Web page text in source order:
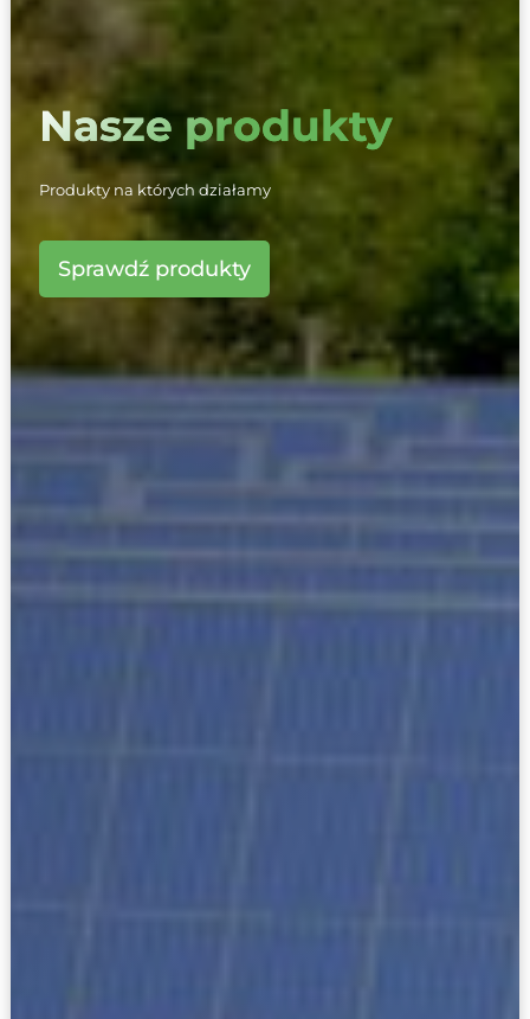
Nasze produkty
Produkty na których działamy
Sprawdź produkty